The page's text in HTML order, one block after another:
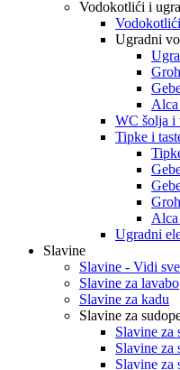
Vodokotlići i
Vodokotlići
Ugradni
WC šolja i
Tipke i
Ugradni
Slavine
Slavine - Vidi sve
Slavine za lavabo
Slavine za kadu
Slavine za
Slavine za
Slavine za
Slavine za